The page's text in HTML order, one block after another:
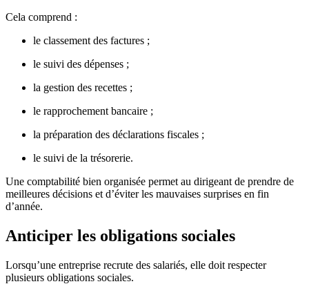
Cela comprend :
le classement des factures ;
le suivi des dépenses ;
la gestion des recettes ;
le rapprochement bancaire ;
la préparation des déclarations fiscales ;
le suivi de la trésorerie.
Une comptabilité bien organisée permet au dirigeant de prendre de
meilleures décisions et d’éviter les mauvaises surprises en fin
d’année.
Anticiper les obligations sociales
Lorsqu’une entreprise recrute des salariés, elle doit respecter
plusieurs obligations sociales.